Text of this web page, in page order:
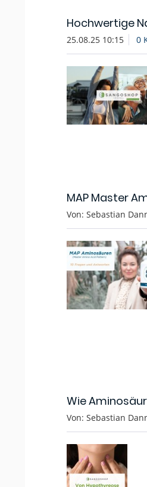
Hochwertige
25.08.25 10:15 0
MAP Master
Von: Sebastian
Wie
Von: Sebastian